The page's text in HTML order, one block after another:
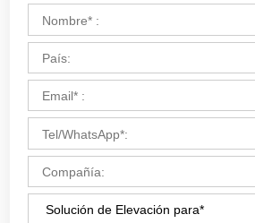
CONSEJOS:
1. El producto que necesita:
2. Para qué se utilizará el producto:
3. Especificaciones del producto:
alcance, altura de elevación)
etc.)
5. Servicios EPC: (incluyendo